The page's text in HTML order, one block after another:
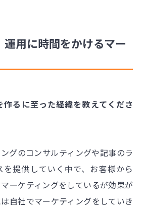
用に時間をかけるマー
作るに至った経緯を教えてくださ
グのコンサルティングや記事のラ
を提供していく中で、お客様から
マーケティングをしているが効果が
自社でマーケティングをしていき